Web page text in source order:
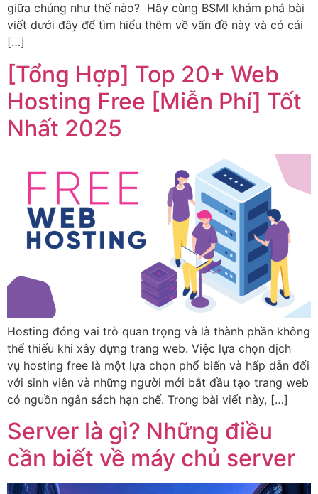
giữa chúng như thế nào? Hãy cùng BSMI khám phá bài
viết dưới đây để tìm hiểu thêm về vấn đề này và có cái
[…]
[Tổng Hợp] Top 20+ Web
Hosting Free [Miễn Phí] Tốt
Nhất 2025
Hosting đóng vai trò quan trọng và là thành phần không
thể thiếu khi xây dựng trang web. Việc lựa chọn dịch
vụ hosting free là một lựa chọn phổ biến và hấp dẫn đối
với sinh viên và những người mới bắt đầu tạo trang web
có nguồn ngân sách hạn chế. Trong bài viết này, […]
Server là gì? Những điều
cần biết về máy chủ server